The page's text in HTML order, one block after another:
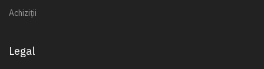
Achiziții
Legal